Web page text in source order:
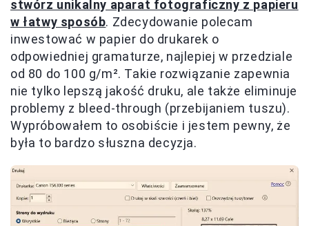
stwórz unikalny aparat fotograficzny z papieru
w łatwy sposób. Zdecydowanie polecam
inwestować w papier do drukarek o
odpowiedniej gramaturze, najlepiej w przedziale
od 80 do 100 g/m². Takie rozwiązanie zapewnia
nie tylko lepszą jakość druku, ale także eliminuje
problemy z bleed-through (przebijaniem tuszu).
Wypróbowałem to osobiście i jestem pewny, że
była to bardzo słuszna decyzja.